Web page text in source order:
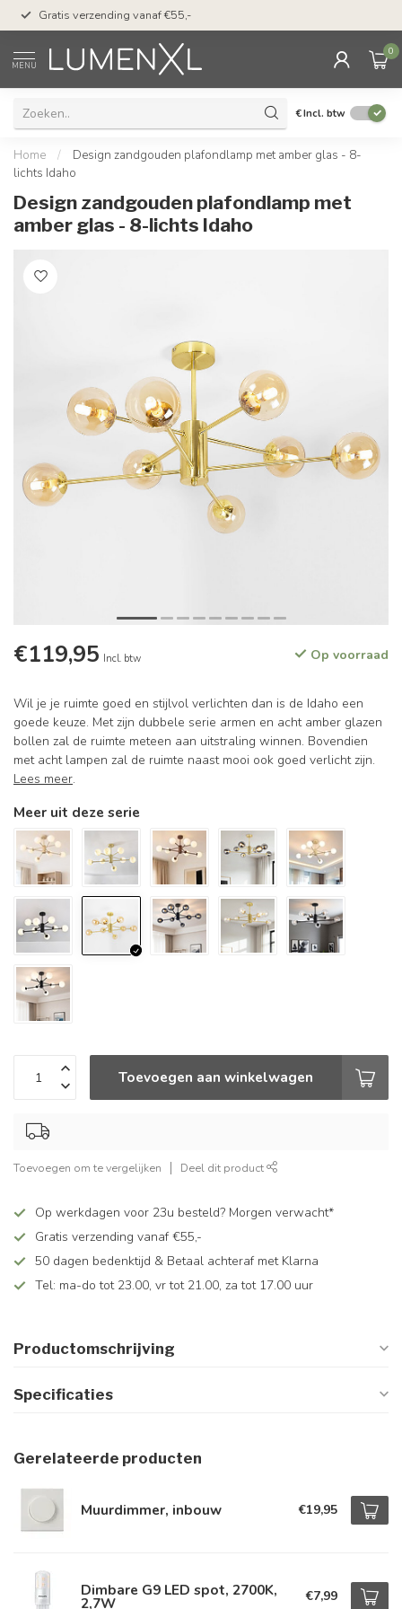
Gratis verzending vanaf €55,-
MENU
0
€Incl. btw
Home /
Design zandgouden plafondlamp met amber glas - 8-
lichts Idaho
Design zandgouden plafondlamp met
amber glas - 8-lichts Idaho
€119,95 Incl. btw Op voorraad
Wil je je ruimte goed en stijlvol verlichten dan is de Idaho een
goede keuze. Met zijn dubbele serie armen en acht amber glazen
bollen zal de ruimte meteen aan uitstraling winnen. Bovendien
met acht lampen zal de ruimte naast mooi ook goed verlicht zijn.
Lees meer.
Meer uit deze serie
Toevoegen aan winkelwagen
Toevoegen om te vergelijken Deel dit product
Op werkdagen voor 23u besteld? Morgen verwacht*
Gratis verzending vanaf €55,-
50 dagen bedenktijd & Betaal achteraf met Klarna
Tel: ma-do tot 23.00, vr tot 21.00, za tot 17.00 uur
Productomschrijving
Specificaties
Gerelateerde producten
Muurdimmer, inbouw €19,95
Dimbare G9 LED spot, 2700K,
2,7W €7,99